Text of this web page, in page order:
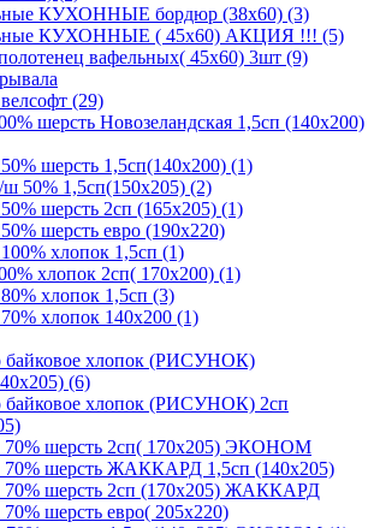
КУХОННЫЕ бордюр (38х60) (3)
КУХОННЫЕ ( 45х60) АКЦИЯ !!! (5)
вафельных( 45х60) 3шт (9)
(29)
шерсть Новозеландская 1,5сп (140х200)
шерсть 1,5сп(140х200) (1)
50% 1,5сп(150х205) (2)
шерсть 2сп (165х205) (1)
шерсть евро (190х220)
хлопок 1,5сп (1)
хлопок 2сп( 170х200) (1)
хлопок 1,5сп (3)
хлопок 140х200 (1)
байковое хлопок (РИСУНОК)
(6)
байковое хлопок (РИСУНОК) 2сп
70% шерсть 2сп( 170х205) ЭКОНОМ
70% шерсть ЖАККАРД 1,5сп (140х205)
70% шерсть 2сп (170х205) ЖАККАРД
шерсть евро( 205х220)